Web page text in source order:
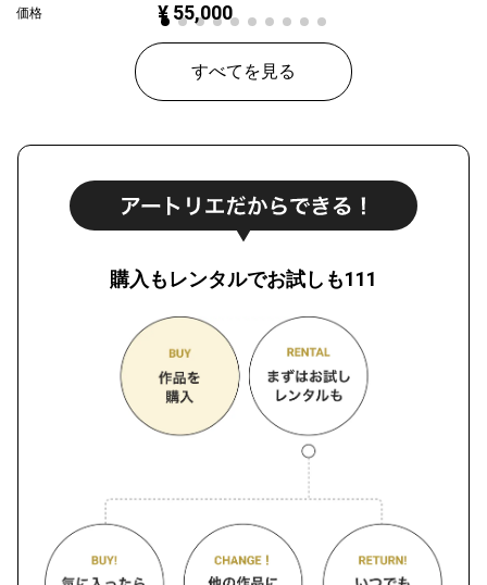
価格
¥ 55,000
すべてを見る
購入もレンタルでお試しも111